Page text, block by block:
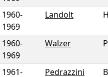
1960-
1969
Landolt
1960-
1969
Walzer
1961-
Pedrazzini